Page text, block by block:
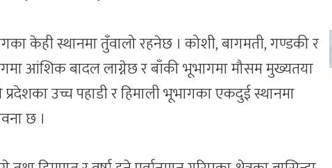
केही स्थानमा तुँवालो रहनेछ । कोशी, बागमती, गण्डकी र
आंशिक बादल लाग्नेछ र बाँकी भूभागमा मौसम मुख्यतया
उच्च पहाडी र हिमाली भूभागका एकदुई स्थानमा
छ ।